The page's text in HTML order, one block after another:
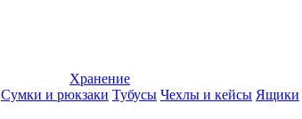
Хранение
Сумки и рюкзаки Тубусы Чехлы и кейсы Ящики